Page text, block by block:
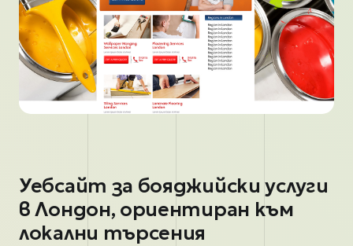
Уебсайт за бояджийски услуги
в Лондон, ориентиран към
локални търсения